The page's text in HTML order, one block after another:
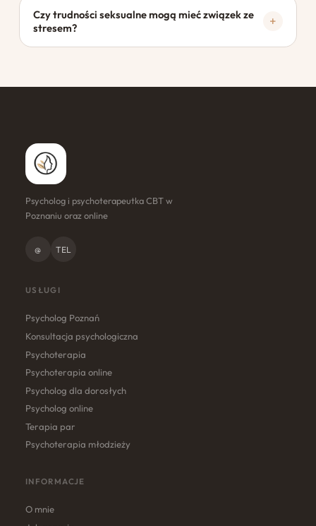
Czy trudności seksualne mogą mieć związek ze
stresem?
Psycholog i psychoterapeutka CBT w
Poznaniu oraz online
@ TEL
USŁUGI
Psycholog Poznań
Konsultacja psychologiczna
Psychoterapia
Psychoterapia online
Psycholog dla dorosłych
Psycholog online
Terapia par
Psychoterapia młodzieży
INFORMACJE
O mnie